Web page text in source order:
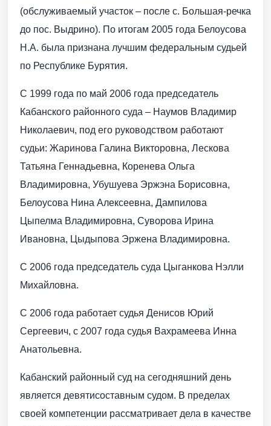
(обслуживаемый участок – после с. Большая-речка
до пос. Выдрино). По итогам 2005 года Белоусова
Н.А. была признана лучшим федеральным судьей
по Республике Бурятия.
С 1999 года по май 2006 года председатель
Кабанского районного суда – Наумов Владимир
Николаевич, под его руководством работают
судьи: Жаринова Галина Викторовна, Лескова
Татьяна Геннадьевна, Коренева Ольга
Владимировна, Убушуева Эржэна Борисовна,
Белоусова Нина Алексеевна, Дампилова
Цыпелма Владимировна, Суворова Ирина
Ивановна, Цыдыпова Эржена Владимировна.
С 2006 года председатель суда Цыганкова Нэлли
Михайловна.
С 2006 года работает судья Денисов Юрий
Сергеевич, с 2007 года судья Вахрамеева Инна
Анатольевна.
Кабанский районный суд на сегодняшний день
является девятисоставным судом. В пределах
своей компетенции рассматривает дела в качестве